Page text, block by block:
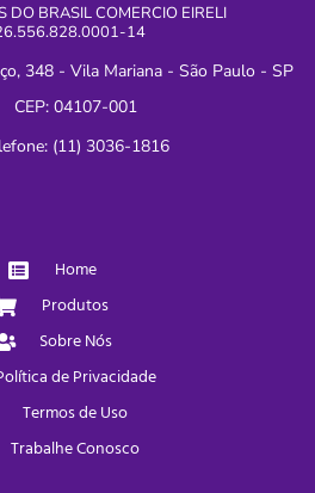
DO BRASIL COMERCIO EIRELI
14
348 - Vila Mariana - São Paulo - SP
CEP: 04107-001
(11) 3036-1816
Home
Produtos
Sobre Nós
de Privacidade
Termos de Uso
Trabalhe Conosco